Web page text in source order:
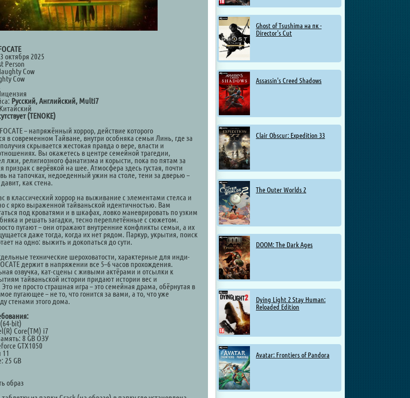
Ghost of Tsushima на пк -
Director's Cut
Assassin's Creed Shadows
Clair Obscur: Expedition 33
The Outer Worlds 2
DOOM: The Dark Ages
Dying Light 2 Stay Human:
Reloaded Edition
Avatar: Frontiers of Pandora
октября 2025
Person
Cow
Cow
Русский, Английский, Multi7
(TENOKE)
– напряжённый хоррор, действие которого
в современном Тайване, внутри особняка семьи Линь, где за
скрывается жестокая правда о вере, власти и
Вы окажетесь в центре семейной трагедии,
лжи, религиозного фанатизма и корысти, пока по пятам за
призрак с верёвкой на шее. Атмосфера здесь густая, почти
на тапочках, недоеденный ужин на столе, тени за дверью –
как стена.
в классический хоррор на выживание с элементами стелса и
с ярко выраженной тайваньской идентичностью. Вам
под кроватями и в шкафах, ловко маневрировать по узким
и решать загадки, тесно переплетённые с сюжетом.
пугают – они отражают внутренние конфликты семьи, а их
даже тогда, когда их нет рядом. Паркур, укрытия, поиск
на одно: выжить и докопаться до сути.
технические шероховатости, характерные для инди-
держит в напряжении все 5–6 часов прохождения.
озвучка, кат-сцены с живыми актёрами и отсылки к
тайваньской истории придают истории вес и
Это не просто страшная игра – это семейная драма, обёрнутая в
пугающее – не то, что гонится за вами, а то, что уже
стенами этого дома.
bit)
Core(TM) i7
8 GB ОЗУ
GTX1050
11
25 GB
образ